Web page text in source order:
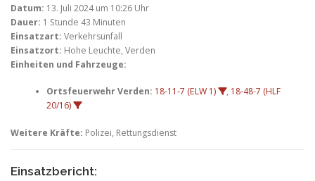
KINDER-/JUGENDFEUERWEHR
Datum: 13. Juli 2024 um 10:26 Uhr
Dauer: 1 Stunde 43 Minuten
Einsatzart: Verkehrsunfall
Einsatzort: Hohe Leuchte, Verden
Einheiten und Fahrzeuge:
Ortsfeuerwehr Verden: 18-11-7 (ELW 1) , 18-48-7 (HLF
20/16)
Weitere Kräfte: Polizei, Rettungsdienst
Einsatzbericht: